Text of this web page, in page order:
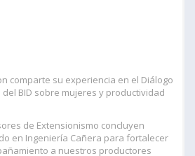
comparte su experiencia en el Diálogo
del BID sobre mujeres y productividad
de Extensionismo concluyen
en Ingeniería Cañera para fortalecer
a nuestros productores